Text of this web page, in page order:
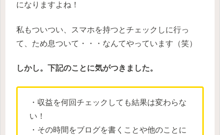
になりますよね！
私もついつい、スマホを持つとチェックしに行っ
て、ため息ついて・・・なんてやっています（笑）
しかし。下記のことに気がつきました。
・収益を何回チェックしても結果は変わらな
い！
・その時間をブログを書くことや他のことに